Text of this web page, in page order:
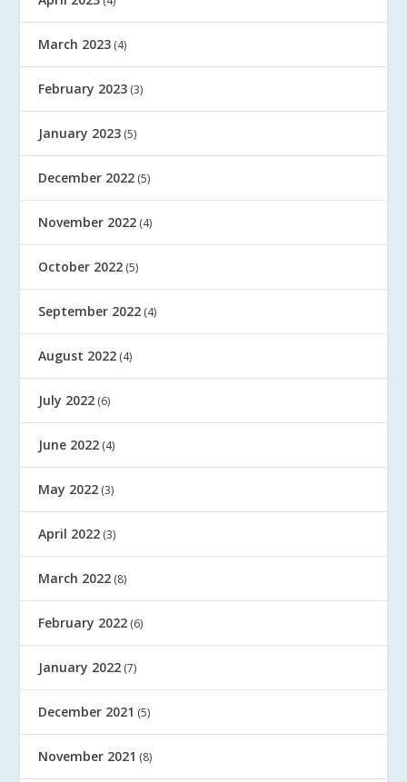
March 2023 (4)
February 2023 (3)
January 2023 (5)
December 2022 (5)
November 2022 (4)
October 2022 (5)
September 2022 (4)
August 2022 (4)
July 2022 (6)
June 2022 (4)
May 2022 (3)
April 2022 (3)
March 2022 (8)
February 2022 (6)
January 2022 (7)
December 2021 (5)
November 2021 (8)